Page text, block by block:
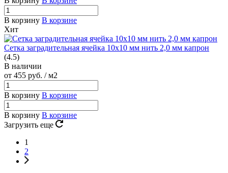
В корзину В корзине
Хит
Сетка заградительная ячейка 10х10 мм нить 2,0 мм капрон
(4.5)
В наличии
от 455 руб. / м2
В корзину В корзине
В корзину В корзине
Загрузить еще
1
2